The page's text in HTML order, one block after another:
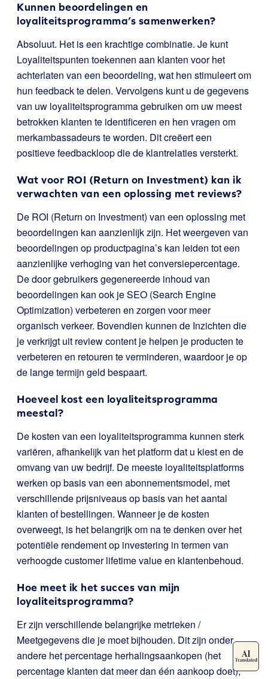
Kunnen beoordelingen en
loyaliteitsprogramma’s samenwerken?
Absoluut. Het is een krachtige combinatie. Je kunt
Loyaliteitspunten toekennen aan klanten voor het
achterlaten van een beoordeling, wat hen stimuleert om
hun feedback te delen. Vervolgens kunt u de gegevens
van uw loyaliteitsprogramma gebruiken om uw meest
betrokken klanten te identificeren en hen vragen om
merkambassadeurs te worden. Dit creëert een
positieve feedbackloop die de klantrelaties versterkt.
Wat voor ROI (Return on Investment) kan ik
verwachten van een oplossing met reviews?
De ROI (Return on Investment) van een oplossing met
beoordelingen kan aanzienlijk zijn. Het weergeven van
beoordelingen op productpagina’s kan leiden tot een
aanzienlijke verhoging van het conversiepercentage.
De door gebruikers gegenereerde inhoud van
beoordelingen kan ook je SEO (Search Engine
Optimization) verbeteren en zorgen voor meer
organisch verkeer. Bovendien kunnen de Inzichten die
je verkrijgt uit review content je helpen je producten te
verbeteren en retouren te verminderen, waardoor je op
de lange termijn geld bespaart.
Hoeveel kost een loyaliteitsprogramma
meestal?
De kosten van een loyaliteitsprogramma kunnen sterk
variëren, afhankelijk van het platform dat u kiest en de
omvang van uw bedrijf. De meeste loyaliteitsplatforms
werken op basis van een abonnementsmodel, met
verschillende prijsniveaus op basis van het aantal
klanten of bestellingen. Wanneer je de kosten
overweegt, is het belangrijk om na te denken over het
potentiële rendement op investering in termen van
verhoogde customer lifetime value en klantenbehoud.
Hoe meet ik het succes van mijn
loyaliteitsprogramma?
Er zijn verschillende belangrijke metrieken /
Meetgegevens die je moet bijhouden. Dit zijn onder
andere het percentage herhalingsaankopen (het
percentage klanten dat meer dan één aankoop doet),